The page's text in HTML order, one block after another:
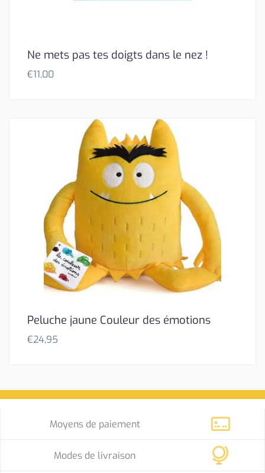
Ne mets pas tes doigts dans le nez !
€11,00
Peluche jaune Couleur des émotions
€24,95
Moyens de paiement
Modes de livraison